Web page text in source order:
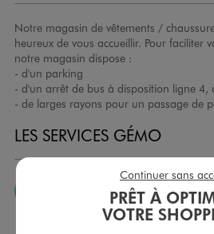
Notre magasin de vêtements /
heureux de vous accueillir. Pour faciliter
notre magasin dispose :
- d'un parking
- d'un arrêt de bus à disposition ligne 4,
- de larges rayons pour un passage de
LES SERVICES GÉMO
JE PEUX CHANGER D’AVIS
Nous échangeons et vous
PRÊT À
VOTRE
Continuer sans